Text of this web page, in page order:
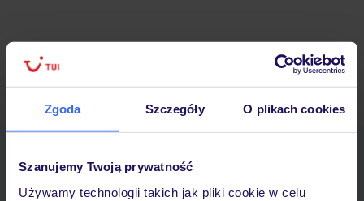
Zgoda Szczegóły O plikach cookies
Szanujemy Twoją prywatność
Używamy technologii takich jak pliki cookie w celu
Strona główna
Szybkie wyszukiwanie i przeglądanie ofert
Lista ulubionych ofert i możliwość ich udostępniania